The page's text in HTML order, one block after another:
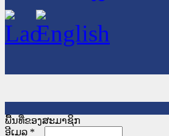
ພື້ນທີ່ຂອງສະມາຊິກ
ອີເມລ *